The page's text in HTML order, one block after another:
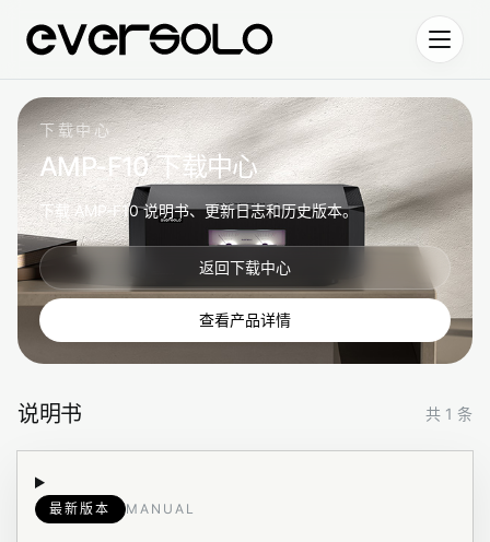
下载中心
AMP-F10 下载中心
下载 AMP-F10 说明书、更新日志和历史版本。
返回下载中心
查看产品详情
说明书 共 1 条
最新版本 MANUAL